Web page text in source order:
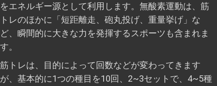
をエネルギー源として利用します。無酸素運動は、筋
トレのほかに「短距離走、砲丸投げ、重量挙げ」な
ど、瞬間的に大きな力を発揮するスポーツも含まれま
す。
筋トレは、目的によって回数などが変わってきます
が、基本的に1つの種目を10回、2~3セットで、4~5種